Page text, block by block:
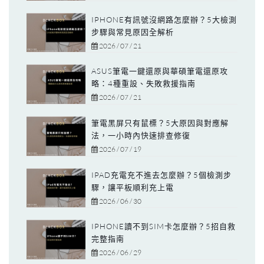
IPHONE有訊號沒網路怎麼辦？5大檢測
步驟與常見原因全解析
2026 / 07 / 21
ASUS筆電一鍵還原與華碩筆電還原攻
略：4種重設、失敗救援指南
2026 / 07 / 21
筆電黑屏只有鼠標？5大原因與對應解
法，一小時內快速排查修復
2026 / 07 / 19
IPAD充電充不進去怎麼辦？5個檢測步
驟，讓平板順利充上電
2026 / 06 / 30
IPHONE讀不到SIM卡怎麼辦？5招自救
完整指南
2026 / 06 / 29